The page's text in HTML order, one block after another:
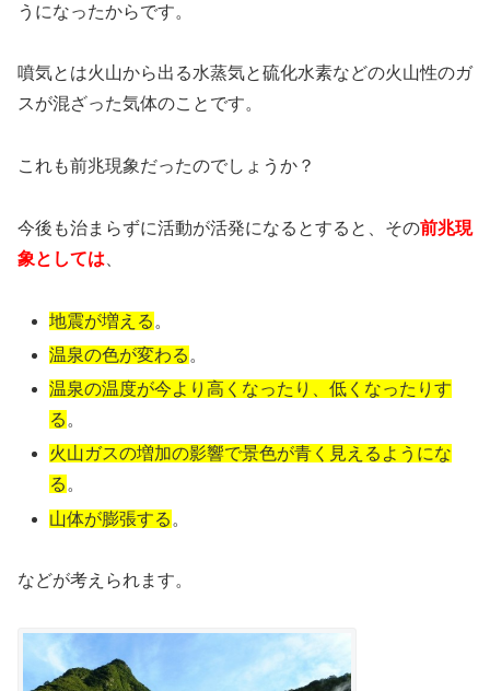
うになったからです。
噴気とは火山から出る水蒸気と硫化水素などの火山性のガ
スが混ざった気体のことです。
これも前兆現象だったのでしょうか？
今後も治まらずに活動が活発になるとすると、その前兆現
象としては
地震が増える 。
温泉の色が変わる 。
温泉の温度が今より高くなったり、低くなったりす
る 。
火山ガスの増加の影響で景色が青く見えるようにな
る 。
山体が膨張する 。
などが考えられます。